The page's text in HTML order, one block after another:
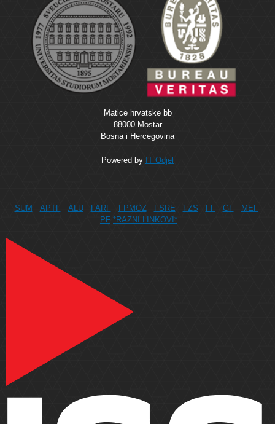
Matice hrvatske bb
88000 Mostar
Bosna i Hercegovina
Powered by IT Odjel
SUM APTF ALU FARF FPMOZ FSRE FZS FF GF
MEF
PF *RAZNI LINKOVI*